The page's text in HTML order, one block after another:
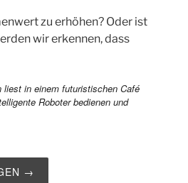
zu erhöhen? Oder ist
wir erkennen, dass
→